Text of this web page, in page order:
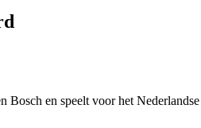
en speelt voor het